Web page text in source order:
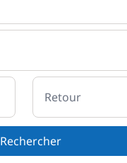
Retour
Rechercher